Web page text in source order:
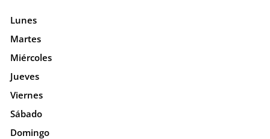
Lunes
Martes
Miércoles
Jueves
Viernes
Sábado
Domingo